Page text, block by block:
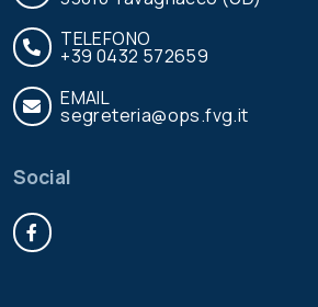
TELEFONO
+39 0432 572659
EMAIL
segreteria@ops.fvg.it
Social